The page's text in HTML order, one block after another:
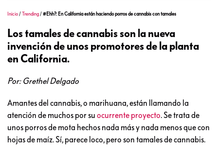
Inicio /Trending /#Ehh?: En California están haciendo porros de cannabis con tamales
Los tamales de cannabis son la nueva
invención de unos promotores de la planta
en California.
Por: Grethel Delgado
Amantes del cannabis, o marihuana, están llamando la
atención de muchos por su ocurrente proyecto. Se trata de
unos porros de mota hechos nada más y nada menos que con
hojas de maíz. Sí, parece loco, pero son tamales de cannabis.